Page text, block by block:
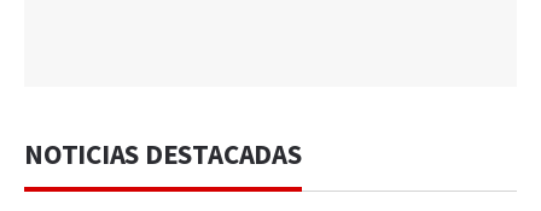
NOTICIAS DESTACADAS